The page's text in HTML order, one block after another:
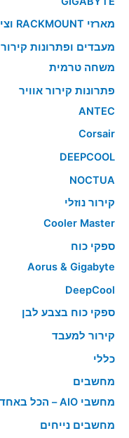
מארזי RACKMOUNT וציוד נלווה
מעבדים ופתרונות קירור
משחה טרמית
פתרונות קירור אוויר
ANTEC
Corsair
DEEPCOOL
NOCTUA
קירור נוזלי
Cooler Master
ספקי כוח
Aorus & Gigabyte
DeepCool
ספקי כוח בצבע לבן
קירור למעבד
כללי
מחשבים
מחשבי AIO – הכל באחד
מחשבים נייחים